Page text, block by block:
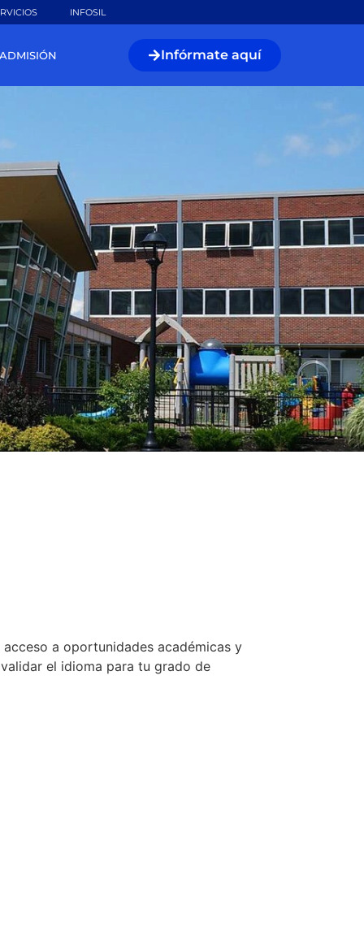
INFOSIL
ADMISIÓN Infórmate aquí
a oportunidades académicas y